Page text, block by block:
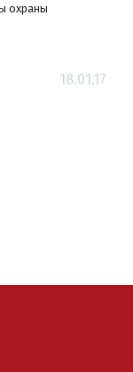
охраны
18.01.17